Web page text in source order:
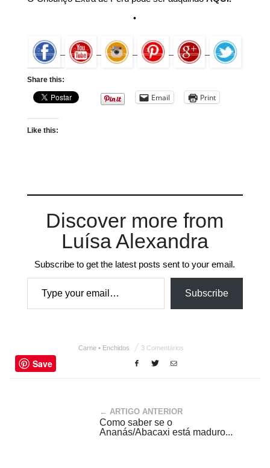
•
Share this:
Email Print
Like this:
Discover more from
Luísa Alexandra
Subscribe to get the latest posts sent to your email.
Type your email…
Subscribe
Carne • Enchidos 3 Comentários
Save
← ARTIGO ANTERIOR
Como saber se o
Ananás/Abacaxi está maduro...